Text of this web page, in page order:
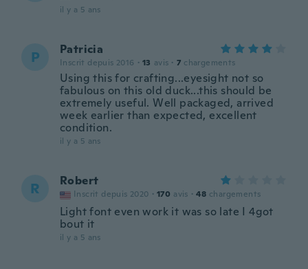
il y a 5 ans
P Patricia
Inscrit depuis 2016 · 13 avis · 7 chargements
Using this for crafting...eyesight not so
fabulous on this old duck...this should be
extremely useful. Well packaged, arrived
week earlier than expected, excellent
condition.
il y a 5 ans
R Robert
Inscrit depuis 2020 · 170 avis · 48 chargements
Light font even work it was so late I 4got
bout it
il y a 5 ans